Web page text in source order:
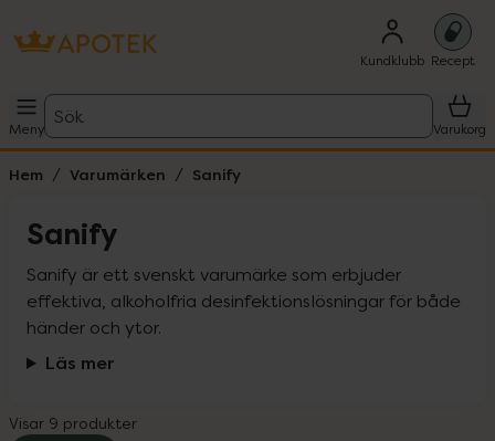
Kundklubb Recept
Meny
Sök
Varukorg
Hem Varumärken Sanify
Sanify
Sanify är ett svenskt varumärke som erbjuder
effektiva, alkoholfria desinfektionslösningar för både
händer och ytor.
Läs mer
Visar 9 produkter